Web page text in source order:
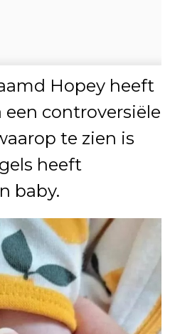
Hopey heeft
controversiële
te zien is
heeft
baby.